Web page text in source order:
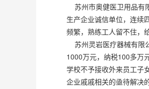
苏州市奥健医卫用品有
生产企业诚信单位，连续
频繁，熟练工人留不住，
苏州灵岩医疗器械有限
1000万元，纳税100多万
学校不予接收外来员工子
企业戚戚相关的亟待解决